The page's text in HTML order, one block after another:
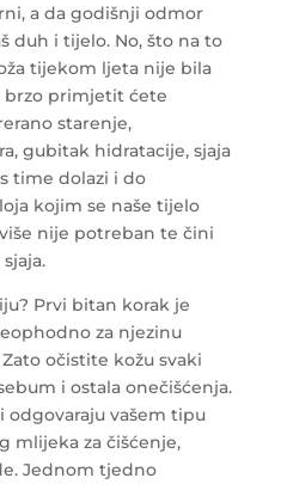
a da godišnji odmor
duh i tijelo. No, što na to
tijekom ljeta nije bila
brzo primjetit ćete
starenje,
gubitak hidratacije, sjaja
time dolazi i do
kojim se naše tijelo
nije potreban te čini
Prvi bitan korak je
za njezinu
očistite kožu svaki
i ostala onečišćenja.
vašem tipu
mlijeka za čišćenje,
Jednom tjedno